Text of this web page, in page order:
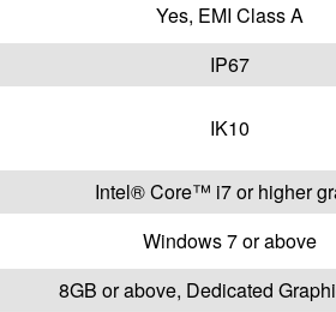
Yes, EMI Class A
IP67
IK10
Intel® Core™ i7 or higher
Windows 7 or above
8GB or above, Dedicated